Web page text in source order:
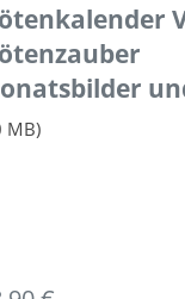
MB)